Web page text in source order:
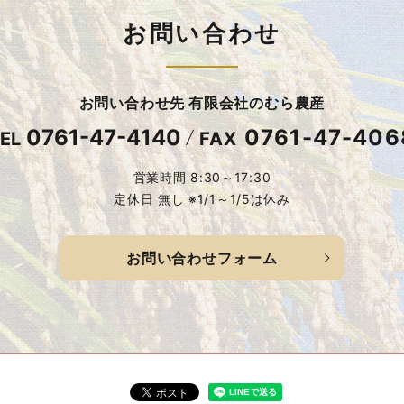
お問い合わせ
お問い合わせ先 有限会社のむら農産
0761-47-4140 FAX0761-47-
営業時間 8:30～17:30
定休日 無し ※1/1～1/5は休み
お問い合わせフォーム